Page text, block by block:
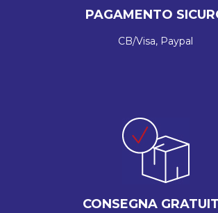
PAGAMENTO
CB/Visa, Paypal
CONSEGNA